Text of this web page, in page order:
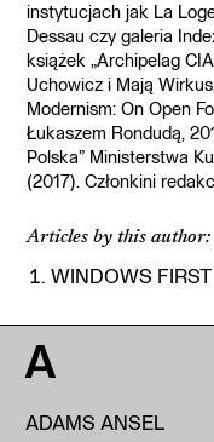
instytucjach jak La
Dessau czy galeria
książek „Archipelag
Uchowicz i Mają
Modernism: On Open
Łukaszem Rondudą,
Polska” Ministerstwa
(2017). Członkini
Articles by this author:
WINDOWS FIRST
A
ADAMS ANSEL